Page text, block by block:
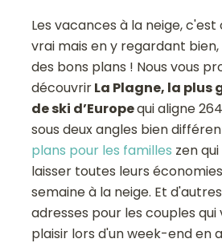
Les vacances à la neige, c'est
vrai mais en y regardant
des bons plans ! Nous vous
découvrirLa Plagne, la
de ski d’Europequi aligne
sous deux angles bien
plans pour les familles zen
laisser toutes leurs
semaine à la neige. Et
adresses pour les couples
plaisir lors d'un week-end en